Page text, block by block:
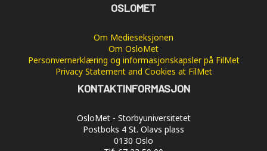
OSLOMET
Om Medieseksjonen
Om OsloMet
Personvernerklæring og informasjonskapsler på FilMet
Privacy Statement and Cookies at FilMet
KONTAKTINFORMASJON
OsloMet - Storbyuniversitetet
Postboks 4 St. Olavs plass
0130 Oslo